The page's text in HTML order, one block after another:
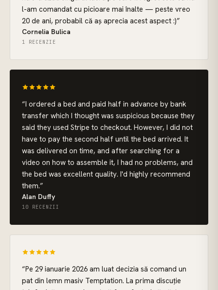
l-am comandat cu picioare mai înalte — peste vreo
20 de ani, probabil că aș aprecia acest aspect :)”
Cornelia Bulica
1 RECENZIE
“I ordered a bed and paid half in advance by bank
transfer which I thought was suspicious because they
said they used Stripe to checkout. However, I did not
have to pay the second half until the bed arrived. It
was delivered on time, and after searching for a
video on how to assemble it, I had no problems, and
the bed was excellent quality. I'd highly recommend
them.”
Alan Duffy
10 RECENZII
“Pe 29 ianuarie 2026 am luat decizia să comand un
pat din lemn masiv Temptation. La prima discuție